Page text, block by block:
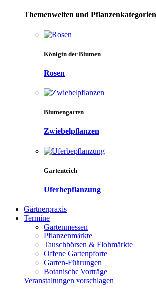
Themenwelten und Pflanzenkategorien
Königin der Blumen
Rosen
Blumengarten
Zwiebelpflanzen
Gartenteich
Uferbepflanzung
Gärtnerpraxis
Termine
Gartenmessen
Pflanzenmärkte
Tauschbörsen & Flohmärkte
Offene Gartenpforte
Garten-Führungen
Botanische Vorträge
Veranstaltungen vorschlagen